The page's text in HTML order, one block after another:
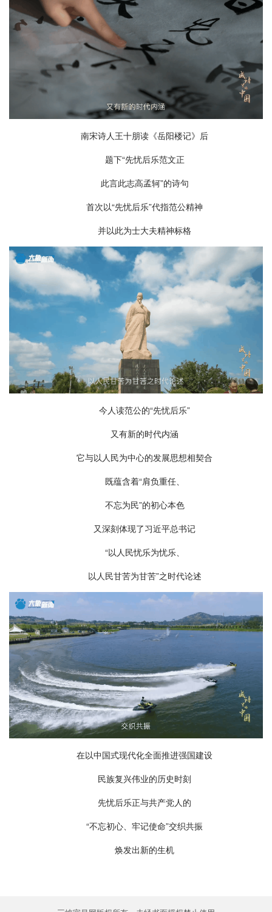
南宋诗人王十朋读《岳阳楼记》后
题下“先忧后乐范文正
此言此志高孟轲”的诗句
首次以“先忧后乐”代指范公精神
并以此为士大夫精神标格
今人读范公的“先忧后乐”
又有新的时代内涵
它与以人民为中心的发展思想相契合
既蕴含着“肩负重任、
不忘为民”的初心本色
又深刻体现了习近平总书记
“以人民忧乐为忧乐、
以人民甘苦为甘苦”之时代论述
在以中国式现代化全面推进强国建设
民族复兴伟业的历史时刻
先忧后乐正与共产党人的
“不忘初心、牢记使命”交织共振
焕发出新的生机